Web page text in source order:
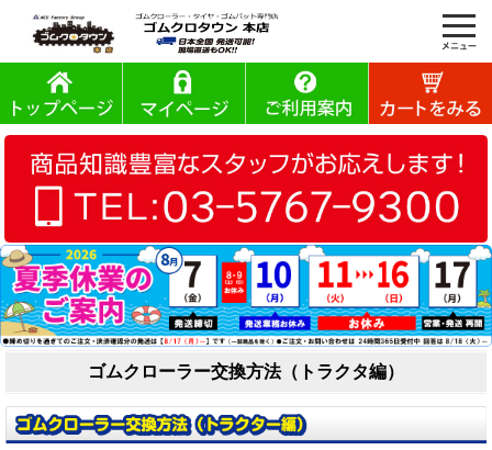
ゴムクローラー交換方法（トラクタ編）